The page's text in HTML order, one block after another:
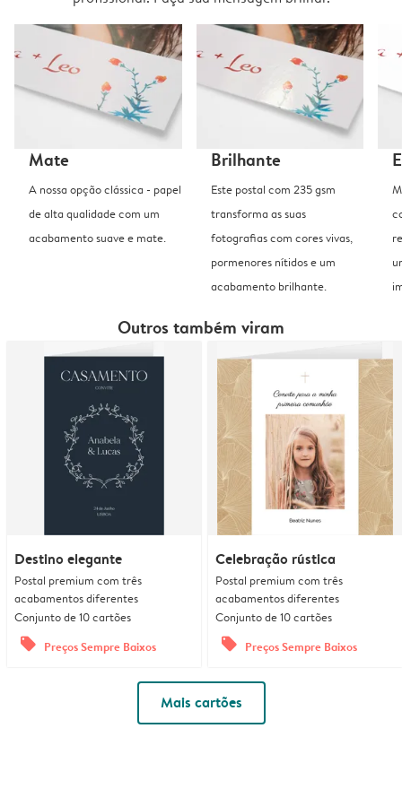
Mate
A nossa opção clássica - papel
de alta qualidade com um
acabamento suave e mate.
Brilhante
Este postal com 235 gsm
transforma as suas
fotografias com cores vivas,
pormenores nítidos e um
acabamento brilhante.
Outros também viram
Destino elegante
Postal premium com três
acabamentos diferentes
Conjunto de 10 cartões
offers Preços Sempre Baixos
Celebração rústica
Postal premium com três
acabamentos diferentes
Conjunto de 10 cartões
offers Preços Sempre Baixos
Mais cartões